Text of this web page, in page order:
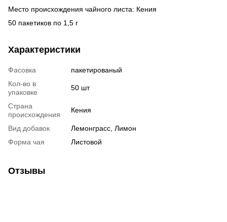
Место происхождения чайного листа: Кения
50 пакетиков по 1,5 г
Характеристики
Фасовка
пакетированый
Кол-во в
упаковке
50 шт
Страна
происхождения
Кения
Вид добавок
Лемонграсс, Лимон
Форма чая
Листовой
Отзывы